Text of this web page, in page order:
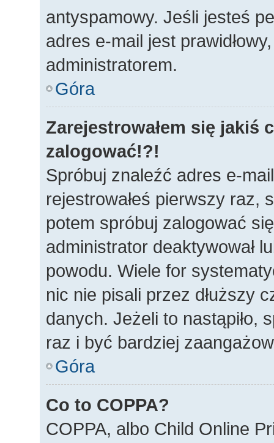
antyspamowy. Jeśli jesteś
adres e-mail jest
administratorem.
Góra
Zarejestrowałem się jakiś
zalogować!?!
Spróbuj znaleźć adres e-
rejestrowałeś pierwszy raz,
potem spróbuj zalogować
administrator deaktywował
powodu. Wiele for
nic nie pisali przez dłuższy
danych. Jeżeli to nastąpiło,
raz i być bardziej
Góra
Co to COPPA?
COPPA, albo Child Online